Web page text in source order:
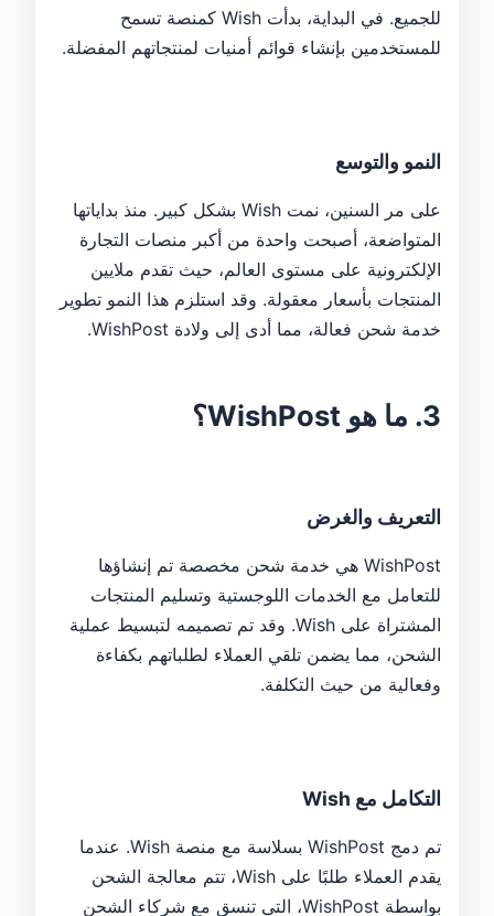
للجميع. في البداية، بدأت Wish كمنصة تسمح
للمستخدمين بإنشاء قوائم أمنيات لمنتجاتهم المفضلة.
النمو والتوسع
على مر السنين، نمت Wish بشكل كبير. منذ بداياتها
المتواضعة، أصبحت واحدة من أكبر منصات التجارة
الإلكترونية على مستوى العالم، حيث تقدم ملايين
المنتجات بأسعار معقولة. وقد استلزم هذا النمو تطوير
خدمة شحن فعالة، مما أدى إلى ولادة WishPost.
3. ما هو WishPost؟
التعريف والغرض
WishPost هي خدمة شحن مخصصة تم إنشاؤها
للتعامل مع الخدمات اللوجستية وتسليم المنتجات
المشتراة على Wish. وقد تم تصميمه لتبسيط عملية
الشحن، مما يضمن تلقي العملاء لطلباتهم بكفاءة
وفعالية من حيث التكلفة.
التكامل مع Wish
تم دمج WishPost بسلاسة مع منصة Wish. عندما
يقدم العملاء طلبًا على Wish، تتم معالجة الشحن
بواسطة WishPost، التي تنسق مع شركاء الشحن